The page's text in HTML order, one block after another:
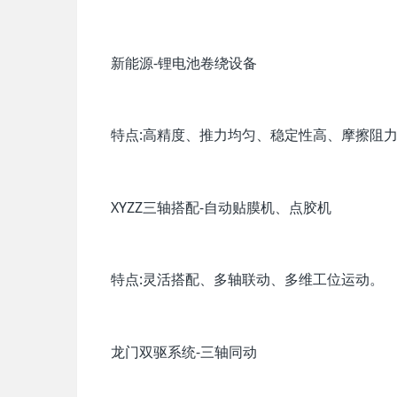
新能源-锂电池卷绕设备
特点:高精度、推力均匀、稳定性高、摩擦阻
XYZZ三轴搭配-自动贴膜机、点胶机
特点:灵活搭配、多轴联动、多维工位运动。
龙门双驱系统-三轴同动